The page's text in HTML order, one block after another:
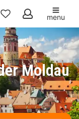
Meine
Favoriten
menu
Moldau